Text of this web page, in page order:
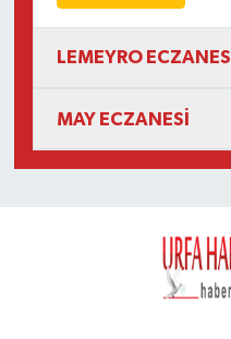
LEMEYRO ECZANESİ
MAY ECZANESİ